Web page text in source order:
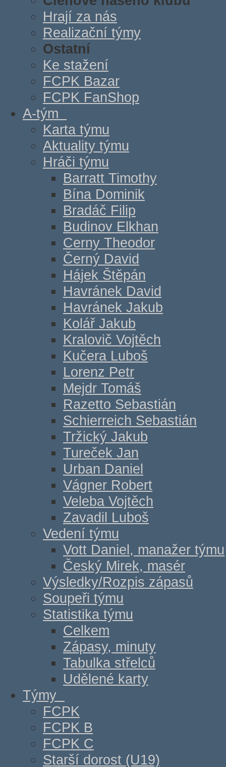
Hrají za nás
Realizační týmy
Ostatní
Ke stažení
FCPK Bazar
FCPK FanShop
A-tým
Karta týmu
Aktuality týmu
Hráči týmu
Barratt Timothy
Bína Dominik
Bradáč Filip
Budinov Elkhan
Cerny Theodor
Černý David
Hájek Štěpán
Havránek David
Havránek Jakub
Kolář Jakub
Kralovič Vojtěch
Kučera Luboš
Lorenz Petr
Mejdr Tomáš
Razetto Sebastián
Schierreich Sebastián
Tržický Jakub
Tureček Jan
Urban Daniel
Vágner Robert
Veleba Vojtěch
Zavadil Luboš
Vedení týmu
Vott Daniel, manažer týmu
Český Mirek, masér
Výsledky/Rozpis zápasů
Soupeři týmu
Statistika týmu
Celkem
Zápasy, minuty
Tabulka střelců
Udělené karty
Týmy
FCPK
FCPK B
FCPK C
Starší dorost (U19)